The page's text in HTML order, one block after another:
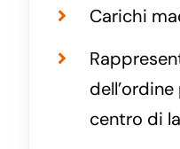
Carichi
centro di